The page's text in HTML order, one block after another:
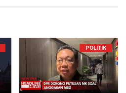
POLITIK